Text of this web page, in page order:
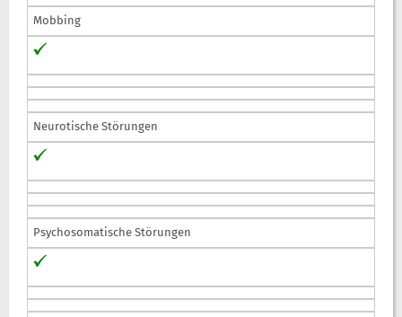
Mobbing
Neurotische Störungen
Psychosomatische Störungen